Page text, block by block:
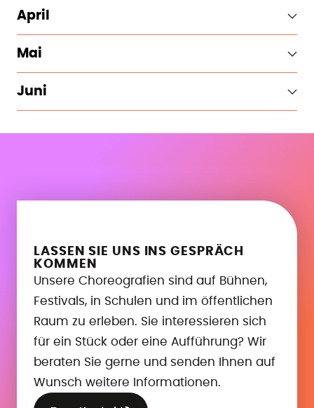
April
Mai
Juni
LASSEN SIE UNS INS GESPRÄCH
KOMMEN
Unsere Choreografien sind auf Bühnen,
Festivals, in Schulen und im öffentlichen
Raum zu erleben. Sie interessieren sich
für ein Stück oder eine Aufführung? Wir
beraten Sie gerne und senden Ihnen auf
Wunsch weitere Informationen.